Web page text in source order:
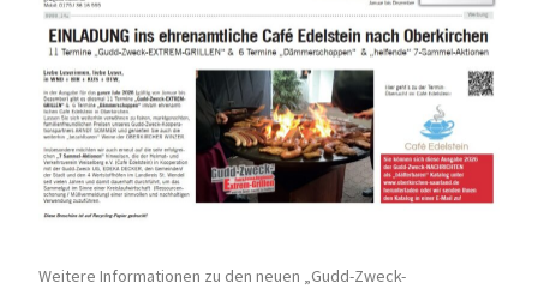
Weitere Informationen zu den neuen „Gudd-Zweck-